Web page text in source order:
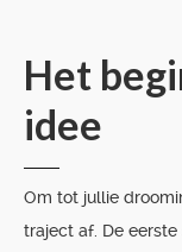
Het
idee
Om tot jullie
traject af. De